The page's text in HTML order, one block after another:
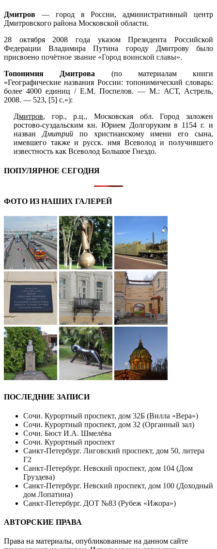
Дмитров — город в России, административный центр
Дмитровского района Московской области.
28 октября 2008 года указом Президента Российской
Федерации Владимира Путина городу Дмитрову было
присвоено почётное звание «Город воинской славы».
Топонимия Дмитрова (по материалам книги
«Географические названия России: топонимический словарь:
более 4000 единиц / Е.М. Поспелов. — М.: АСТ, Астрель,
2008. — 523, [5] с.»):
Дмитров, гор., р.ц., Московская обл. Город заложен
ростово-суздальским кн. Юрием Долгоруким в 1154 г. и
назван Дмитрийпо христианскому имени его сына,
имевшего также и русск. имя Всеволод и получившего
известность как Всеволод Большое Гнездо.
ПОПУЛЯРНОЕ СЕГОДНЯ
ФОТО ИЗ НАШИХ ГАЛЕРЕЙ
ПОСЛЕДНИЕ ЗАПИСИ
Сочи. Курортный проспект, дом 32Б (Вилла «Вера»)
Сочи. Курортный проспект, дом 32 (Органный зал)
Сочи. Бюст И.А. Шмелёва
Сочи. Курортный проспект
Санкт-Петербург. Лиговский проспект, дом 50, литера
Г2
Санкт-Петербург. Невский проспект, дом 104 (Дом
Груздева)
Санкт-Петербург. Невский проспект, дом 100 (Доходный
дом Лопатина)
Санкт-Петербург. ДОТ №83 (Рубеж «Ижора»)
АВТОРСКИЕ ПРАВА
Права на материалы, опубликованные на данном сайте